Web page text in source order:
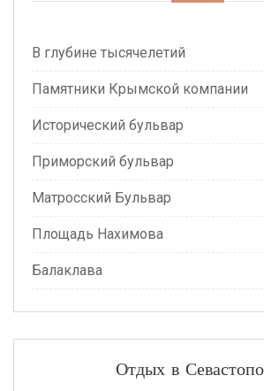
В глубине тысячелетий
Памятники Крымской компании
Исторический бульвар
Приморский бульвар
Матросский Бульвар
Площадь Нахимова
Балаклава
Отдых в